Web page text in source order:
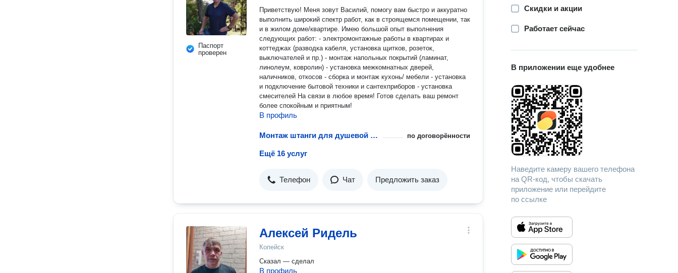
Паспорт
проверен
Приветствую! Меня зовут Василий, помогу вам быстро и аккуратно
выполнить широкий спектр работ, как в строящемся помещении, так
и в жилом доме/квартире. Имею большой опыт выполнения
следующих работ: - электромонтажные работы в квартирах и
коттеджах (разводка кабеля, установка щитков, розеток,
выключателей и пр.) - монтаж напольных покрытий (ламинат,
линолеум, ковролин) - установка межкомнатных дверей,
наличников, откосов - сборка и монтаж кухонь/ мебели - установка
и подключение бытовой техники и сантехприборов - установка
смесителей На связи в любое время! Готов сделать ваш ремонт
более спокойным и приятным!
В профиль
Монтаж штанги для душевой шторки по договорённости
Ещё 16 услуг
Телефон Чат Предложить заказ
Алексей Ридель
Копейск
Сказал — сделал
В профиль
Скидки и акции
Работает сейчас
В приложении еще удобнее
Наведите камеру вашего телефона
на QR-код, чтобы скачать
приложение или перейдите
по ссылке